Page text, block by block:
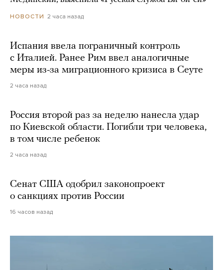
НОВОСТИ 2 часа назад
Испания ввела пограничный контроль
с Италией. Ранее Рим ввел аналогичные
меры из-за миграционного кризиса в Сеуте
2 часа назад
Россия второй раз за неделю нанесла удар
по Киевской области. Погибли три человека,
в том числе ребенок
2 часа назад
Сенат США одобрил законопроект
о санкциях против России
16 часов назад